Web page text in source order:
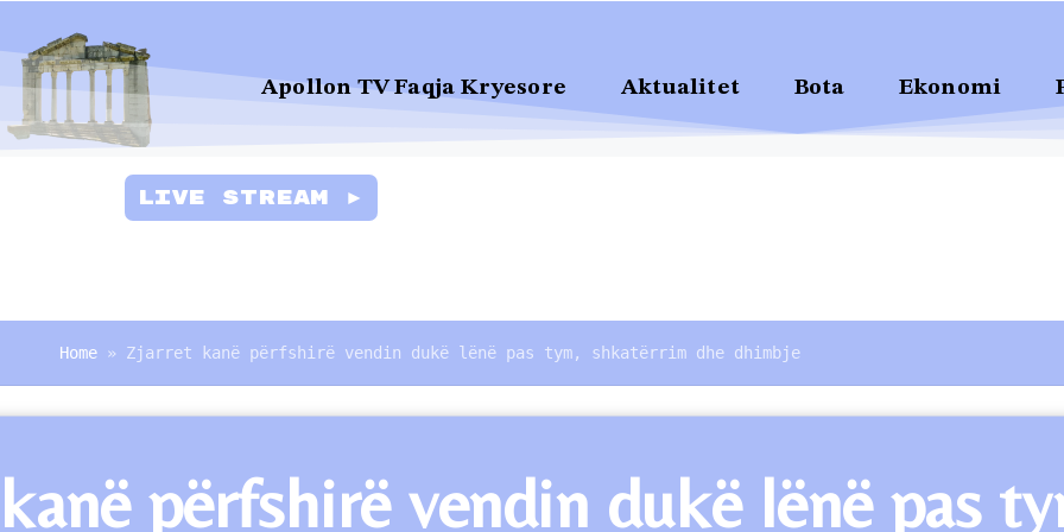
Apollon TV Faqja Kryesore Aktualitet Bota Ekonomi
Live Stream ►
Home » Zjarret kanë përfshirë vendin dukë lënë pas tym, shkatërrim dhe dhimbje
përfshirë vendin dukë lënë pas